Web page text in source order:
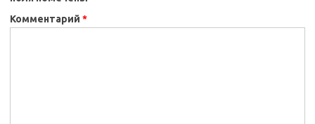
Комментарий *